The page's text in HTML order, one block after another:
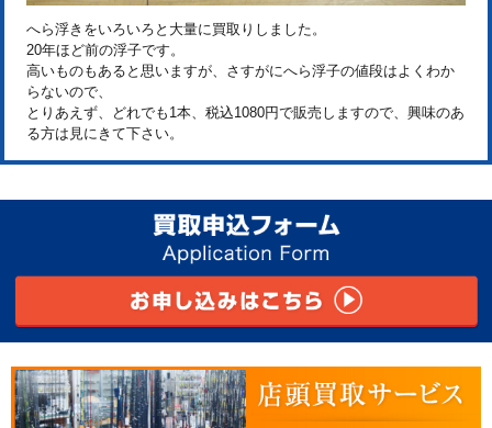
へら浮きをいろいろと大量に買取りしました。
20年ほど前の浮子です。
高いものもあると思いますが、さすがにへら浮子の値段はよくわか
らないので、
とりあえず、どれでも1本、税込1080円で販売しますので、興味のあ
る方は見にきて下さい。